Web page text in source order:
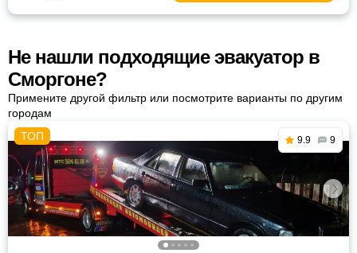
Не нашли подходящие эвакуатор в
Сморгоне?
Примените другой фильтр или посмотрите варианты по другим
городам
9.9 9